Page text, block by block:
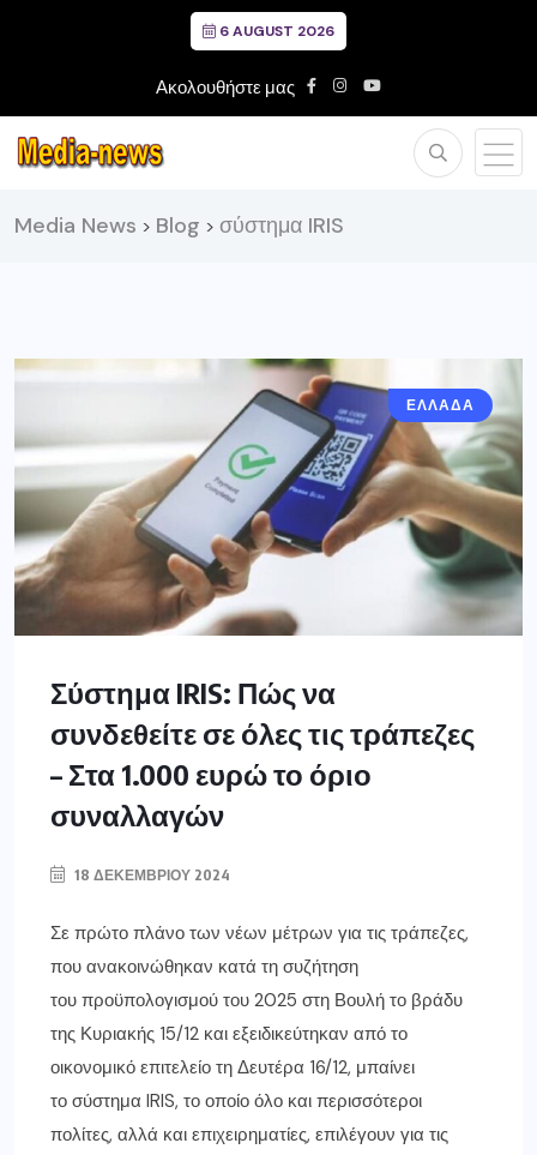
6 AUGUST 2026
Ακολουθήστε μας
Media News > Blog > σύστημα IRIS
ΕΛΛΑΔΑ
Σύστημα IRIS: Πώς να
συνδεθείτε σε όλες τις τράπεζες
– Στα 1.000 ευρώ το όριο
συναλλαγών
18 ΔΕΚΕΜΒΡΊΟΥ 2024
Σε πρώτο πλάνο των νέων μέτρων για τις τράπεζες,
που ανακοινώθηκαν κατά τη συζήτηση
του προϋπολογισμού του 2025 στη Βουλή το βράδυ
της Κυριακής 15/12 και εξειδικεύτηκαν από το
οικονομικό επιτελείο τη Δευτέρα 16/12, μπαίνει
το σύστημα IRIS, το οποίο όλο και περισσότεροι
πολίτες, αλλά και επιχειρηματίες, επιλέγουν για τις